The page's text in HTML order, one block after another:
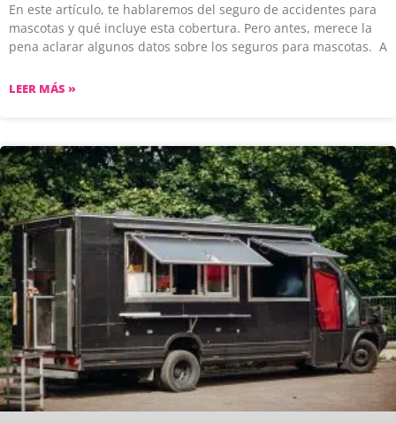
En este artículo, te hablaremos del seguro de accidentes para
mascotas y qué incluye esta cobertura. Pero antes, merece la
pena aclarar algunos datos sobre los seguros para mascotas. A
LEER MÁS »